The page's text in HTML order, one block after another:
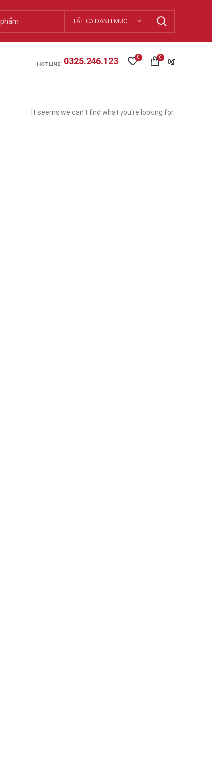
TẤT CẢ DANH MỤC
HOTLINE 0325.246.123 0 0
0₫
It seems we can't find what you're looking for.